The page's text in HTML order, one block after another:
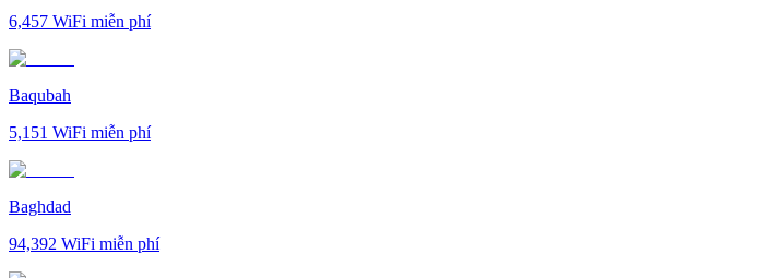
6,457 WiFi miễn phí
Baqubah
5,151 WiFi miễn phí
Baghdad
94,392 WiFi miễn phí